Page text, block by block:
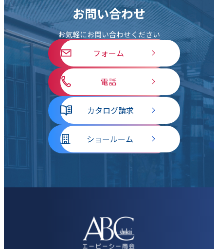
お問い合わせ
お気軽にお問い合わせください
フォーム
電話
カタログ請求
ショールーム